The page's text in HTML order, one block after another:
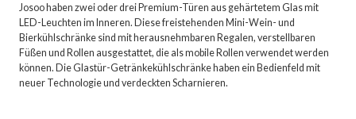
Josoo haben zwei oder drei Premium-Türen aus gehärtetem Glas mit
LED-Leuchten im Inneren. Diese freistehenden Mini-Wein- und
Bierkühlschränke sind mit herausnehmbaren Regalen, verstellbaren
Füßen und Rollen ausgestattet, die als mobile Rollen verwendet werden
können. Die Glastür-Getränkekühlschränke haben ein Bedienfeld mit
neuer Technologie und verdeckten Scharnieren.